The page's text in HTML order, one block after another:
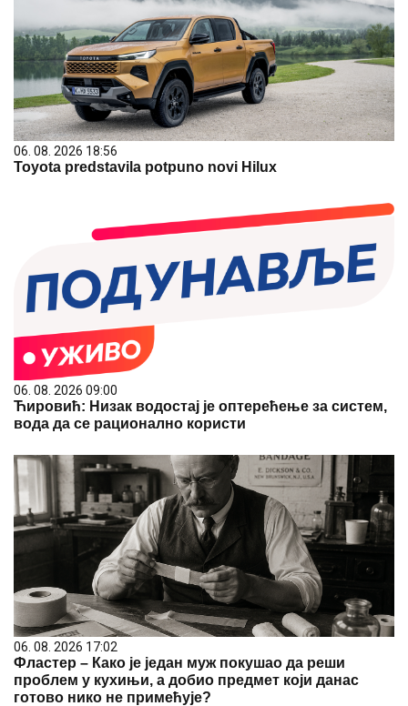
06. 08. 2026 18:56
Toyota predstavila potpuno novi Hilux
06. 08. 2026 09:00
Ћировић: Низак водостај је оптерећење за систем,
вода да се рационално користи
06. 08. 2026 17:02
Фластер – Како је један муж покушао да реши
проблем у кухињи, а добио предмет који данас
готово нико не примећује?